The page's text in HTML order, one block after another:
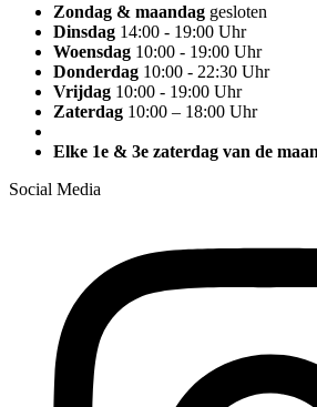
Zondag & maandag gesloten
Dinsdag 14:00 - 19:00 Uhr
Woensdag 10:00 - 19:00 Uhr
Donderdag 10:00 - 22:30 Uhr
Vrijdag 10:00 - 19:00 Uhr
Zaterdag 10:00 – 18:00 Uhr
Elke 1e & 3e zaterdag van de
Social Media